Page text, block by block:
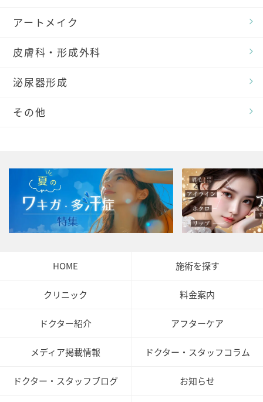
アートメイク
皮膚科・形成外科
泌尿器形成
その他
HOME 施術を探す
クリニック 料金案内
ドクター紹介 アフターケア
メディア掲載情報 ドクター・スタッフコラム
ドクター・スタッフブログ お知らせ